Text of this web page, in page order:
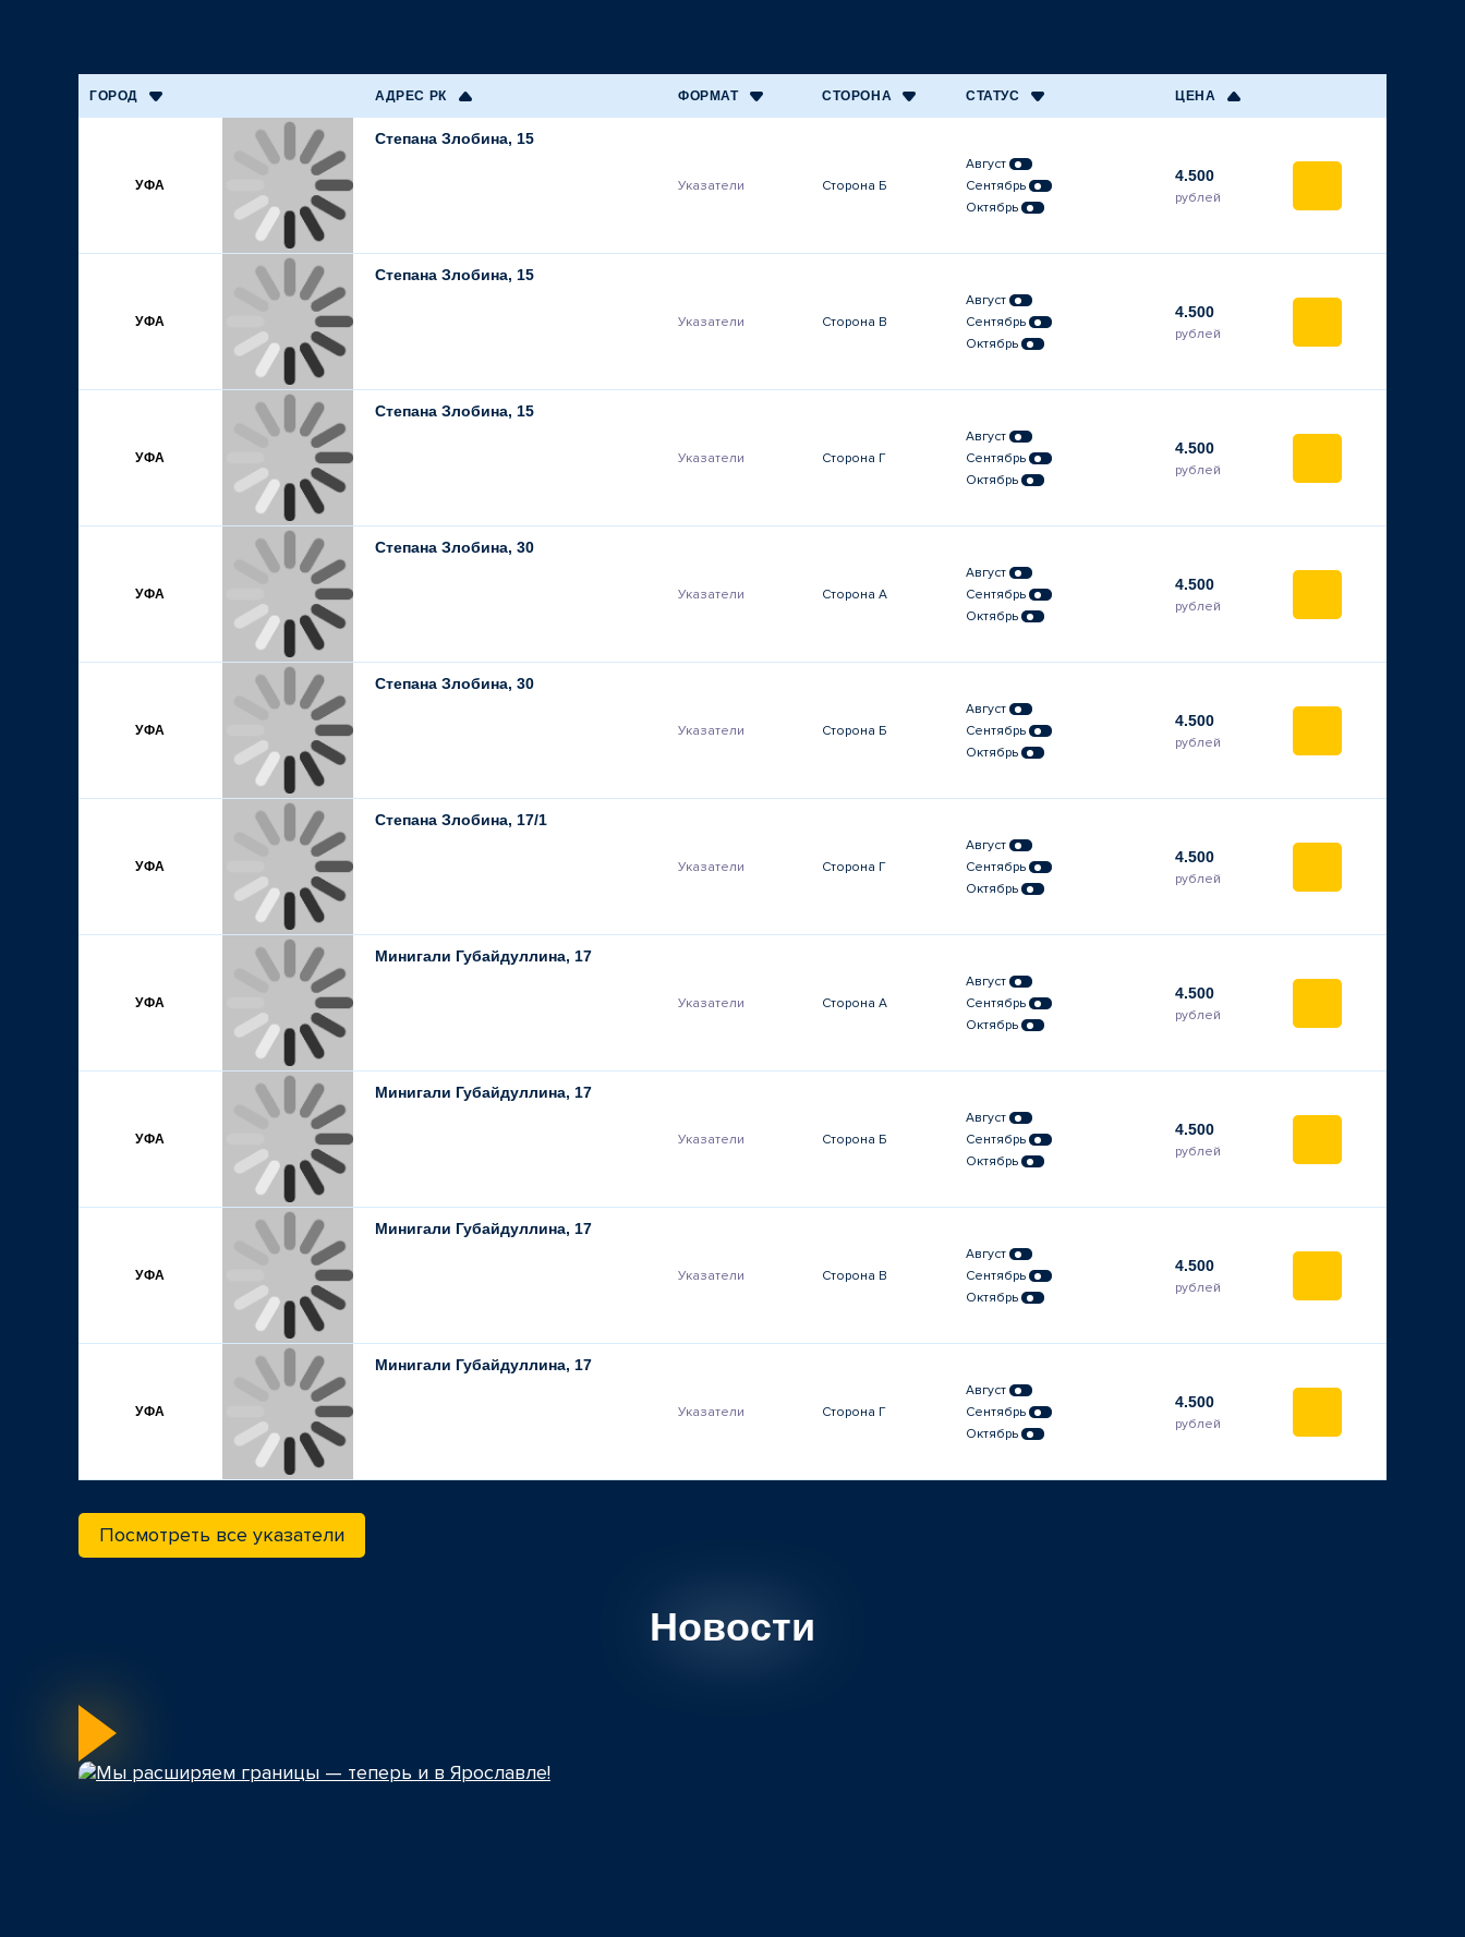
ГОРОД АДРЕС РК ФОРМАТ СТОРОНА СТАТУС ЦЕНА
УФА
Степана Злобина, 15
Указатели Сторона Б
Август
Сентябрь
Октябрь
4.500
рублей
УФА
Степана Злобина, 15
Указатели Сторона В
Август
Сентябрь
Октябрь
4.500
рублей
УФА
Степана Злобина, 15
Указатели Сторона Г
Август
Сентябрь
Октябрь
4.500
рублей
УФА
Степана Злобина, 30
Указатели Сторона А
Август
Сентябрь
Октябрь
4.500
рублей
УФА
Степана Злобина, 30
Указатели Сторона Б
Август
Сентябрь
Октябрь
4.500
рублей
УФА
Степана Злобина, 17/1
Указатели Сторона Г
Август
Сентябрь
Октябрь
4.500
рублей
УФА
Минигали Губайдуллина, 17
Указатели Сторона А
Август
Сентябрь
Октябрь
4.500
рублей
УФА
Минигали Губайдуллина, 17
Указатели Сторона Б
Август
Сентябрь
Октябрь
4.500
рублей
УФА
Минигали Губайдуллина, 17
Указатели Сторона В
Август
Сентябрь
Октябрь
4.500
рублей
УФА
Минигали Губайдуллина, 17
Указатели Сторона Г
Август
Сентябрь
Октябрь
4.500
рублей
Посмотреть все указатели
Новости